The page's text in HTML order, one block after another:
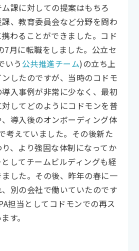
課に対しての提案はもちろ
、教育委員会など分野を問わ
わることができました。コド
7月に転職をしました。公立セ
いう 公共推進チーム)の立ち上
したのですが、当時のコドモ
入事例が非常に少なく、最初
してどのようにコドモンを普
導入後のオンボーディング体
考えていました。その後新た
、より強固な体制になってか
してチームビルディングも経
した。その後、昨年の春に一
別の会社で働いていたのです
担当としてコドモンでの再ス
す。